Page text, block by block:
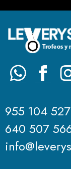
955 104 527
640 507